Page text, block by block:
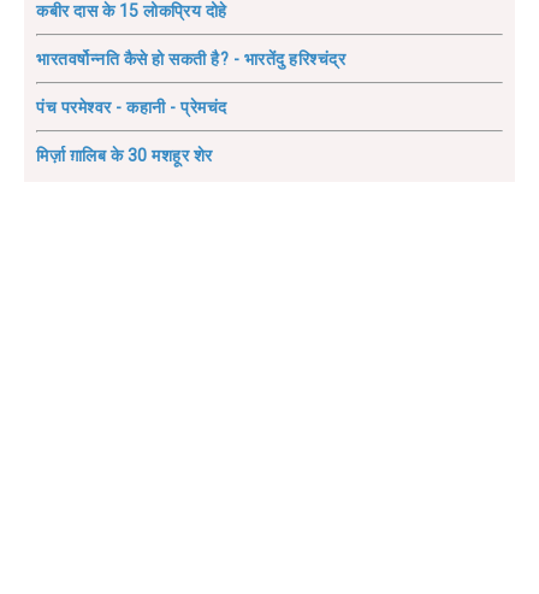
कबीर दास के 15 लोकप्रिय दोहे
भारतवर्षोन्नति कैसे हो सकती है? - भारतेंदु हरिश्चंद्र
पंच परमेश्वर - कहानी - प्रेमचंद
मिर्ज़ा ग़ालिब के 30 मशहूर शेर